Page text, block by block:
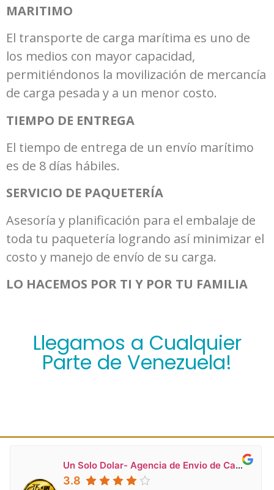
MARITIMO
El transporte de carga marítima es uno de
los medios con mayor capacidad,
permitiéndonos la movilización de mercancía
de carga pesada y a un menor costo.
TIEMPO DE ENTREGA
El tiempo de entrega de un envío marítimo
es de 8 días hábiles.
SERVICIO DE PAQUETERÍA
Asesoría y planificación para el embalaje de
toda tu paquetería logrando así minimizar el
costo y manejo de envío de su carga.
LO HACEMOS POR TI Y POR TU FAMILIA
Llegamos a Cualquier
Parte de Venezuela!
Un Solo Dolar- Agencia de Envio de Carga a Venezuela en Miami
3.8